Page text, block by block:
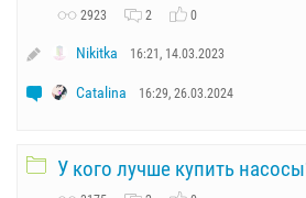
2923 2 0
Nikitka 16:21, 14.03.2023
Catalina 16:29, 26.03.2024
У кого лучше купить